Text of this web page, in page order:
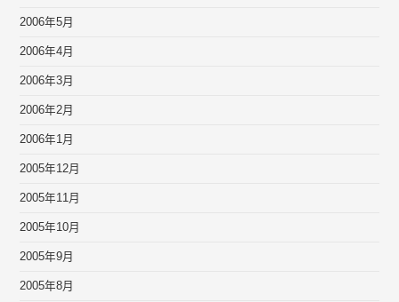
2006年5月
2006年4月
2006年3月
2006年2月
2006年1月
2005年12月
2005年11月
2005年10月
2005年9月
2005年8月